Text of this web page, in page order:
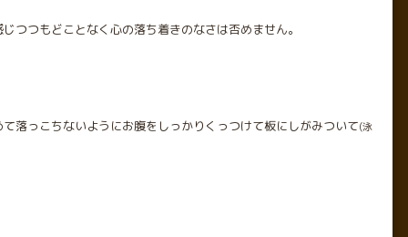
つもどことなく心の落ち着きのなさは否めません。
落っこちないようにお腹をしっかりくっつけて板にしがみついて(泳